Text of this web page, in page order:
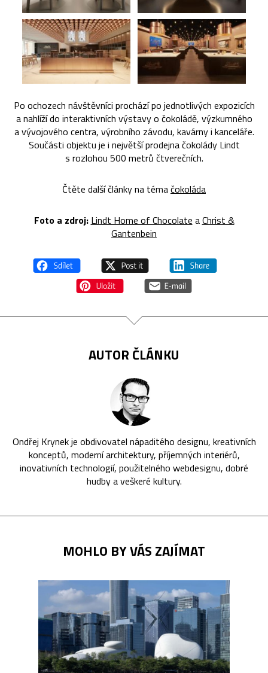
Po ochozech návštěvníci prochází po jednotlivých expozicích
a nahlíží do interaktivních výstavy o čokoládě, výzkumného
a vývojového centra, výrobního závodu, kavárny i kanceláře.
Součásti objektu je i největší prodejna čokolády Lindt
s rozlohou 500 metrů čtverečních.
Čtěte další články na témačokoláda
Foto a zdroj: Lindt Home of Chocolate aChrist &
Gantenbein
AUTOR ČLÁNKU
Ondřej Krynek je obdivovatel nápaditého designu, kreativních
konceptů, moderní architektury, příjemných interiérů,
inovativních technologií, použitelného webdesignu, dobré
hudby a veškeré kultury.
MOHLO BY VÁS ZAJÍMAT